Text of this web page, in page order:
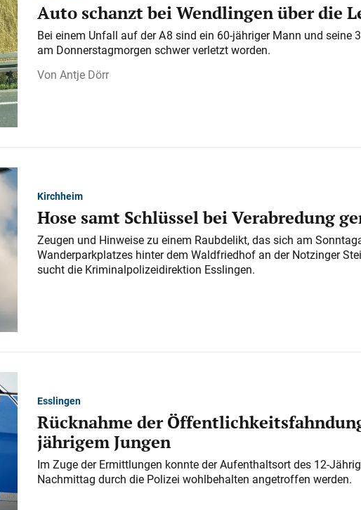
Auto schanzt bei Wendlingen über die
Bei einem Unfall auf der A 8 sind ein 60-jähriger Mann und seine
am Donnerstagmorgen schwer verletzt worden.
Antje Dörr
Kirchheim
Hose samt Schlüssel bei Verabredung
Zeugen und Hinweise zu einem Raubdelikt, das sich am
Wanderparkplatzes hinter dem Waldfriedhof an der Notzinger
sucht die Kriminalpolizeidirektion Esslingen.
Esslingen
Rücknahme der
jährigem Jungen
Im Zuge der Ermittlungen konnte der Aufenthaltsort des 12-
Nachmittag durch die Polizei wohlbehalten angetroffen werden.